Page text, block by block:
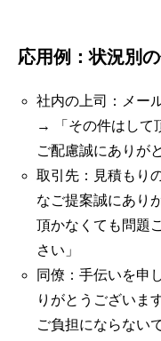
応用例：状況別
社内の上司：メー
→ 「その件はして
ご配慮誠にありが
取引先：見積もり
なご提案誠にあり
頂かなくても問題
さい」
同僚：手伝いを申
りがとうございま
ご負担にならない